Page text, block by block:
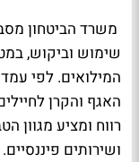
משרד הביטחון
שימוש וביקוש,
המילואים. לפי
האגף והקרן
רווח ומציע מגוון
ושירותים פיננסיים.